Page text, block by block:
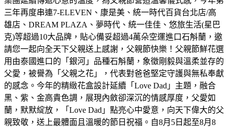
三年再度串連7-ELEVEN、康是美、統一時代百貨台北店/高
雄店、DREAM PLAZA、夢時代、統一佳佳、悠旅生活(星巴
克)等超過10大品牌，貼心備妥超過4萬朵空運進口石斛蘭，邀
請您一起向全天下父親送上感謝，父親節快樂！父親節鮮花選
用由泰國進口的「銀河」品種石斛蘭，象徵剛毅與溫柔並存的
父愛，被譽為「父親之花」，代表對爸爸堅定守護與無私奉獻
的感念。今年的精緻花盒設計延續「Love Dad」主題，融合
黑、紫、金高貴色調，展現內斂卻深沉的情感厚度，父愛如
蘭，默默綻放，「Love Dad」點亮心中愛意，向天下偉大的父
親致敬，送上最體面且溫暖的節日祝福。自8月5日起至8月8